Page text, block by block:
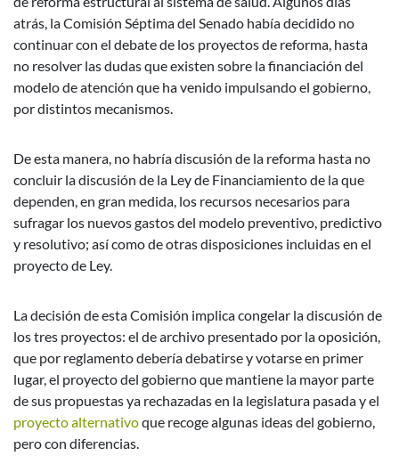
atrás, la Comisión Séptima del Senado había decidido no
continuar con el debate de los proyectos de reforma, hasta
no resolver las dudas que existen sobre la financiación del
modelo de atención que ha venido impulsando el gobierno,
por distintos mecanismos.
De esta manera, no habría discusión de la reforma hasta no
concluir la discusión de la Ley de Financiamiento de la que
dependen, en gran medida, los recursos necesarios para
sufragar los nuevos gastos del modelo preventivo, predictivo
y resolutivo; así como de otras disposiciones incluidas en el
proyecto de Ley.
La decisión de esta Comisión implica congelar la discusión de
los tres proyectos: el de archivo presentado por la oposición,
que por reglamento debería debatirse y votarse en primer
lugar, el proyecto del gobierno que mantiene la mayor parte
de sus propuestas ya rechazadas en la legislatura pasada y el
proyecto alternativoque recoge algunas ideas del gobierno,
pero con diferencias.